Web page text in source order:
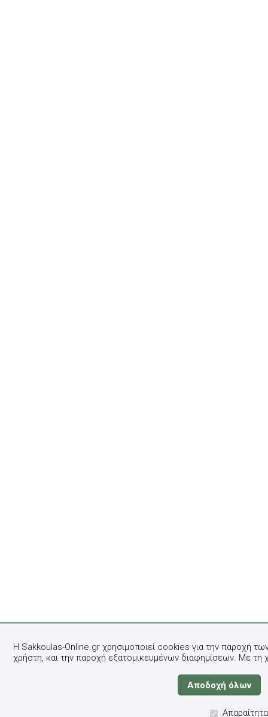
Η Sakkoulas-Online.gr χρησιμοποιεί cookies για την παροχή
χρήστη, και την παροχή εξατομικευμένων διαφημίσεων. Με